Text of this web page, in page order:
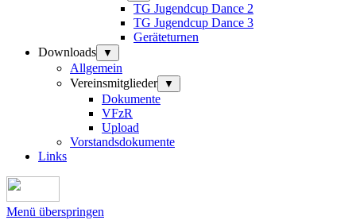
TG Jugendcup Dance 2
TG Jugendcup Dance 3
Geräteturnen
Downloads
▼
Allgemein
Vereinsmitglieder
▼
Dokumente
VFzR
Upload
Vorstandsdokumente
Links
Menü überspringen